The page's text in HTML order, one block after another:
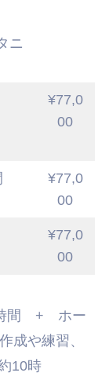
ニ
¥77,0
00
¥77,0
00
¥77,0
00
間 + ホー
や練習、
10時